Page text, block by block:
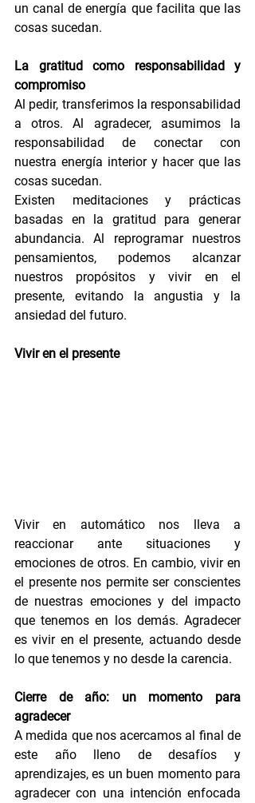
un canal de energía que facilita que las
cosas sucedan.
La gratitud como responsabilidad y
compromiso
Al pedir, transferimos la responsabilidad
a otros. Al agradecer, asumimos la
responsabilidad de conectar con
nuestra energía interior y hacer que las
cosas sucedan.
Existen meditaciones y prácticas
basadas en la gratitud para generar
abundancia. Al reprogramar nuestros
pensamientos, podemos alcanzar
nuestros propósitos y vivir en el
presente, evitando la angustia y la
ansiedad del futuro.
Vivir en el presente
Vivir en automático nos lleva a
reaccionar ante situaciones y
emociones de otros. En cambio, vivir en
el presente nos permite ser conscientes
de nuestras emociones y del impacto
que tenemos en los demás. Agradecer
es vivir en el presente, actuando desde
lo que tenemos y no desde la carencia.
Cierre de año: un momento para
agradecer
A medida que nos acercamos al final de
este año lleno de desafíos y
aprendizajes, es un buen momento para
agradecer con una intención enfocada